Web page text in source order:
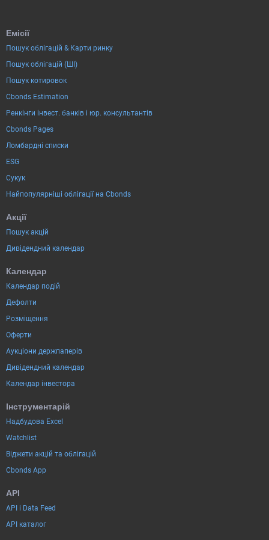
Емісії
Пошук облігацій & Карти ринку
Пошук облігацій (ШІ)
Пошук котировок
Cbonds Estimation
Ренкінги інвест. банків і юр. консультантів
Cbonds Pages
Ломбардні списки
ESG
Сукук
Найпопулярніші облігації на Cbonds
Акції
Пошук акцій
Дивідендний календар
Календар
Календар подій
Дефолти
Розміщення
Оферти
Аукціони держпаперів
Дивідендний календар
Календар інвестора
Інструментарій
Надбудова Excel
Watchlist
Віджети акцій та облігацій
Cbonds App
API
API і Data Feed
API каталог